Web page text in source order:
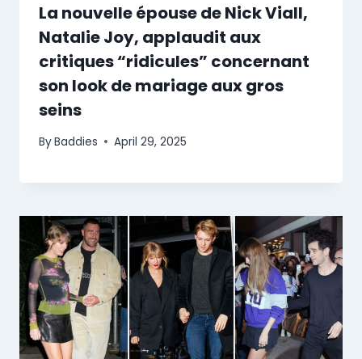
La nouvelle épouse de Nick Viall,
Natalie Joy, applaudit aux
critiques “ridicules” concernant
son look de mariage aux gros
seins
ByBaddies April 29, 2025